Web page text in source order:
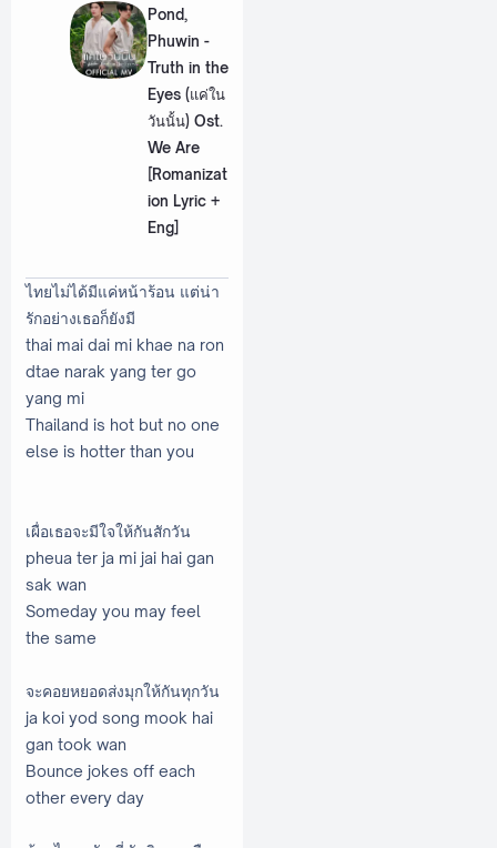
Pond,
Phuwin -
Truth in the
Eyes (แค่ใน
วันนั้น) Ost.
We Are
[Romanizat
ion Lyric +
Eng]
ไทยไม่ได้มีแค่หน้าร้อน แต่น่า
รักอย่างเธอก็ยังมี
thai mai dai mi khae na ron
dtae narak yang ter go
yang mi
Thailand is hot but no one
else is hotter than you
เผื่อเธอจะมีใจให้กันสักวัน
pheua ter ja mi jai hai gan
sak wan
Someday you may feel
the same
จะคอยหยอดส่งมุกให้กันทุกวัน
ja koi yod song mook hai
gan took wan
Bounce jokes off each
other every day